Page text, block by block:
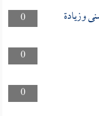
0 وزيادة
0
0